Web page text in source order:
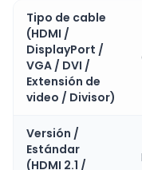
Tipo de cable
(HDMI /
DisplayPort /
VGA / DVI /
Extensión de
video / Divisor)
Versión /
Estándar
(HDMI 2.1 /